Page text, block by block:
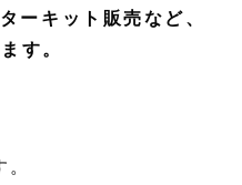
ーキット販売など、
す。